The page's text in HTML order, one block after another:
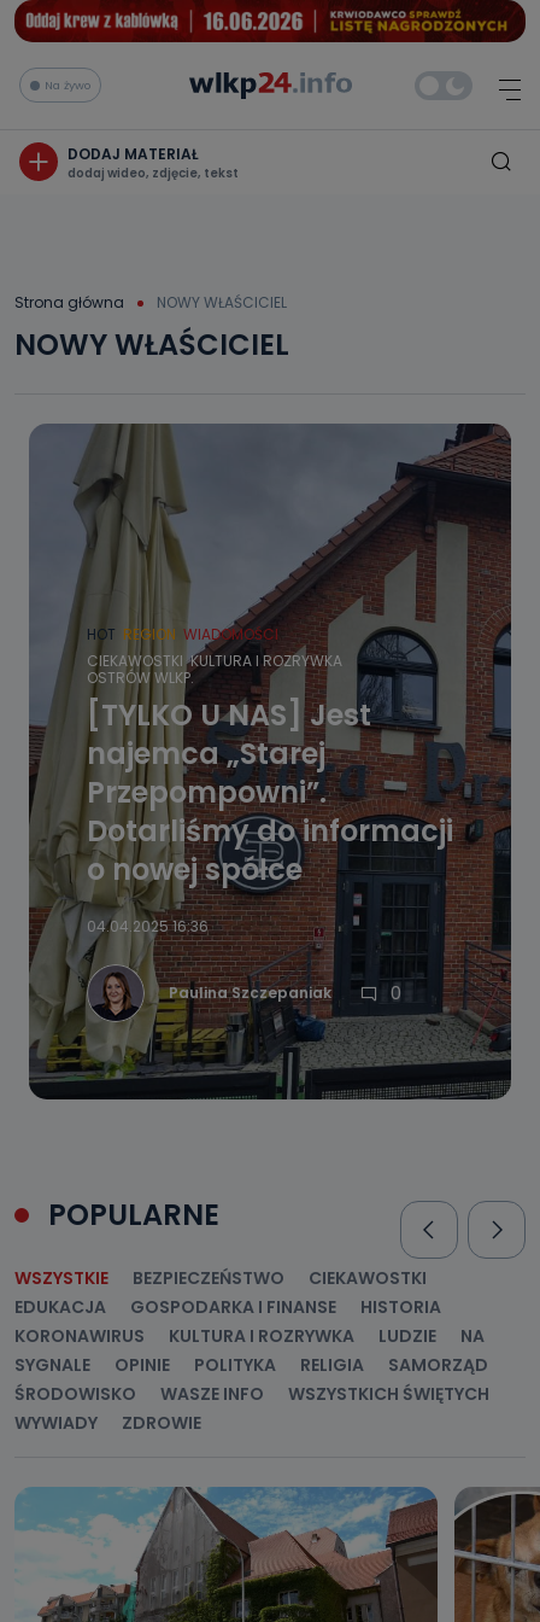
Na żywo
DODAJ MATERIAŁ
dodaj wideo, zdjęcie, tekst
Strona główna NOWY WŁAŚCICIEL
NOWY WŁAŚCICIEL
HOT REGION WIADOMOŚCI
CIEKAWOSTKI KULTURA I ROZRYWKA
OSTRÓW WLKP.
[TYLKO U NAS] Jest
najemca „Starej
Przepompowni”.
Dotarliśmy do informacji
o nowej spółce
04.04.2025 16:36
Paulina Szczepaniak 0
POPULARNE
WSZYSTKIE BEZPIECZEŃSTWO
CIEKAWOSTKI
EDUKACJA
GOSPODARKA I FINANSE
HISTORIA
KORONAWIRUS
KULTURA I ROZRYWKA LUDZIE
NA
SYGNALE
OPINIE POLITYKA RELIGIA
SAMORZĄD
ŚRODOWISKO
WASZE INFO
WSZYSTKICH ŚWIĘTYCH
WYWIADY
ZDROWIE